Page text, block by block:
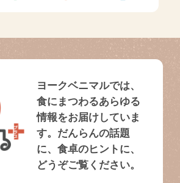
ヨークベニマルでは、
食にまつわるあらゆる
情報をお届けしていま
す。だんらんの話題
に、食卓のヒントに、
どうぞご覧ください。